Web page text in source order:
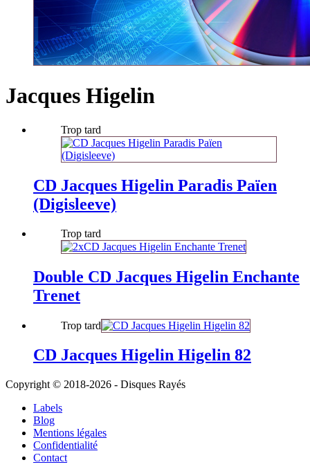
Jacques Higelin
Trop tard
CD Jacques Higelin Paradis Païen
(Digisleeve)
Trop tard
Double CD Jacques Higelin Enchante
Trenet
Trop tard
CD Jacques Higelin Higelin 82
Copyright © 2018-2026 - Disques Rayés
Labels
Blog
Mentions légales
Confidentialité
Contact